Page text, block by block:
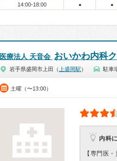
14:00-18:00 ● ●
医療法人 天音会 おいかわ内科
岩手県盛岡市上田（ 上盛岡駅 ） 駐車
土曜（〜13:00）
内科
【専門医・